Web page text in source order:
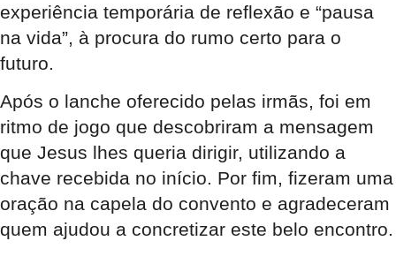
experiência temporária de reflexão e “pausa
na vida”, à procura do rumo certo para o
futuro.
Após o lanche oferecido pelas irmãs, foi em
ritmo de jogo que descobriram a mensagem
que Jesus lhes queria dirigir, utilizando a
chave recebida no início. Por fim, fizeram uma
oração na capela do convento e agradeceram
quem ajudou a concretizar este belo encontro.